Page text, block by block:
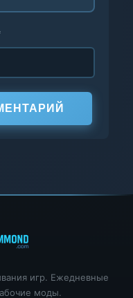
игр. Ежедневные
моды.